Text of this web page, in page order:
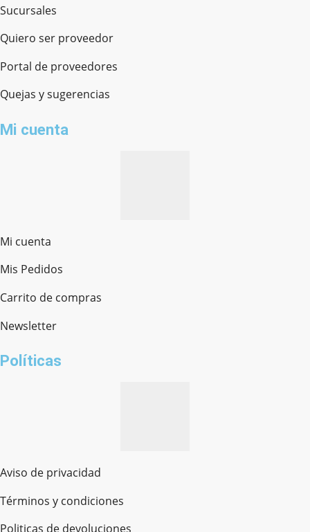
Sucursales
Quiero ser proveedor
Portal de proveedores
Quejas y sugerencias
Mi cuenta
Mi cuenta
Mis Pedidos
Carrito de compras
Newsletter
Políticas
Aviso de privacidad
Términos y condiciones
Politicas de devoluciones